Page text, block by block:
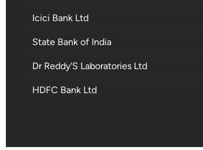
Icici Bank Ltd
State Bank of India
Dr Reddy'S Laboratories Ltd
HDFC Bank Ltd